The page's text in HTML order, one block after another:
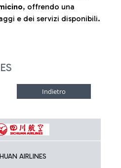
, offrendo una
e dei servizi disponibili.
AIRLINES